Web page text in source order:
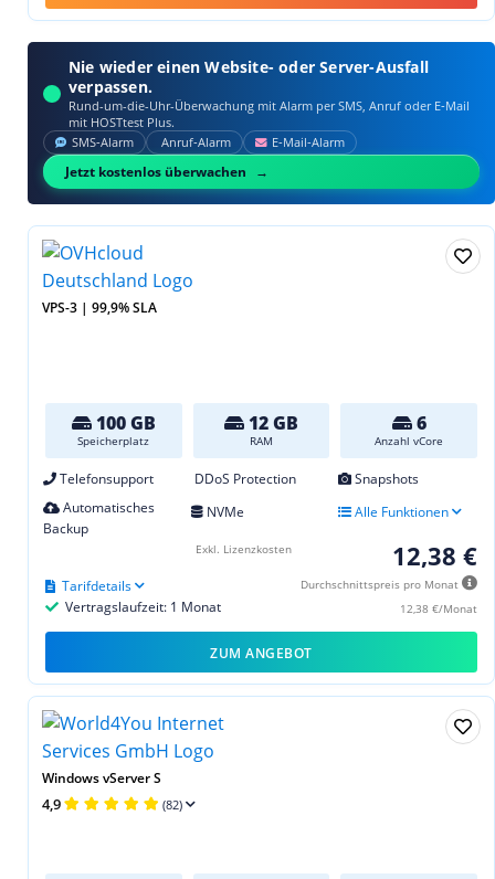
Nie wieder einen Website- oder Server-Ausfall
verpassen.
Rund-um-die-Uhr-Überwachung mit Alarm per SMS, Anruf oder E‑Mail
mit HOSTtest Plus.
SMS‑Alarm Anruf‑Alarm E‑Mail‑Alarm
Jetzt kostenlos überwachen
VPS-3 | 99,9% SLA
100 GB
Speicherplatz
12 GB
RAM
6
Anzahl vCore
Telefonsupport DDoS Protection
Snapshots
Automatisches
Backup
NVMe Alle Funktionen
12,38 €
Durchschnittspreis pro Monat
12,38 €/Monat
Vertragslaufzeit: 1 Monat
Tarifdetails
Exkl. Lizenzkosten
ZUM ANGEBOT
Windows vServer S
4,9 (82)